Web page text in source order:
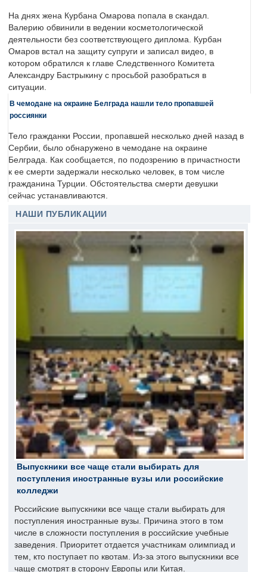
На днях жена Курбана Омарова попала в скандал.
Валерию обвинили в ведении косметологической
деятельности без соответствующего диплома. Курбан
Омаров встал на защиту супруги и записал видео, в
котором обратился к главе Следственного Комитета
Александру Бастрыкину с просьбой разобраться в
ситуации.
В чемодане на окраине Белграда нашли тело пропавшей
россиянки
Тело гражданки России, пропавшей несколько дней назад в
Сербии, было обнаружено в чемодане на окраине
Белграда. Как сообщается, по подозрению в причастности
к ее смерти задержали несколько человек, в том числе
гражданина Турции. Обстоятельства смерти девушки
сейчас устанавливаются.
НАШИ ПУБЛИКАЦИИ
Выпускники все чаще стали выбирать для
поступления иностранные вузы или российские
колледжи
Российские выпускники все чаще стали выбирать для
поступления иностранные вузы. Причина этого в том
числе в сложности поступления в российские учебные
заведения. Приоритет отдается участникам олимпиад и
тем, кто поступает по квотам. Из-за этого выпускники все
чаще смотрят в сторону Европы или Китая.